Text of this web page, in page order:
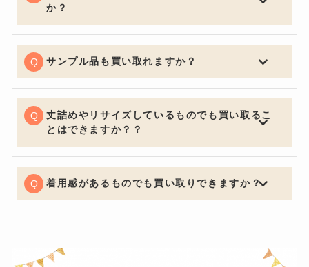
か？
セールになっていたりすると査定額にも響くため売却を
ご検討の際は購入してからなるべく早く売るのをオスス
メ致します。著名人が身に着けているものなどは入手困
難になり需要が高く買い取り価格も高くなります。
サンプル品も買い取れますか？
安くなってしまいますがサンプルか関係なしにデザイン
で中古市場は値段が決まるためサンプル品でも全く問題
ございません。
丈詰めやリサイズしているものでも買い取るこ
とはできますか？？
どの丈詰めやリサイズがある場合はお買取りできないケ
ースもございますので予めご了承くださいませ。
着用感があるものでも買い取りできますか？
に留めることができるように努めています。